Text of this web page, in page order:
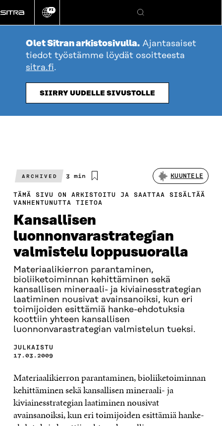
suoraan
sisältöön
Vaihda
kieli
FI
Hae
Olet Sitran arkistosivulla. Ajantasaiset
tiedot työstämme löydät osoitteesta
sitra.fi.
SIIRRY UUDELLE SIVUSTOLLE
ARCHIVED
Arvioitu
3 min KUUNTELE
TÄMÄ SIVU ON ARKISTOITU JA SAATTAA SISÄLTÄÄ
VANHENTUNUTTA TIETOA
Kansallisen
luonnonvarastrategian
valmistelu loppusuoralla
Materiaalikierron parantaminen,
bioliiketoiminnan kehittäminen sekä
kansallisen mineraali- ja kiviainesstrategian
laatiminen nousivat avainsanoiksi, kun eri
toimijoiden esittämiä hanke-ehdotuksia
koottiin yhteen kansallisen
luonnonvarastrategian valmistelun tueksi.
JULKAISTU
17.03.2009
Materiaalikierron parantaminen, bioliiketoiminnan
kehittäminen sekä kansallisen mineraali- ja
kiviainesstrategian laatiminen nousivat
avainsanoiksi, kun eri toimijoiden esittämiä hanke-